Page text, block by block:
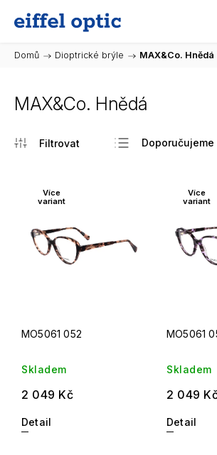
Domů / Dioptrické brýle / MAX&Co. Hnědá
MAX&Co. Hnědá
Doporučujeme
Nejdražší
Abecedně
Více
variant
MO5061 052
Skladem
2 049 Kč
Detail
Více
variant
MO5061
Skladem
2 049
Detail